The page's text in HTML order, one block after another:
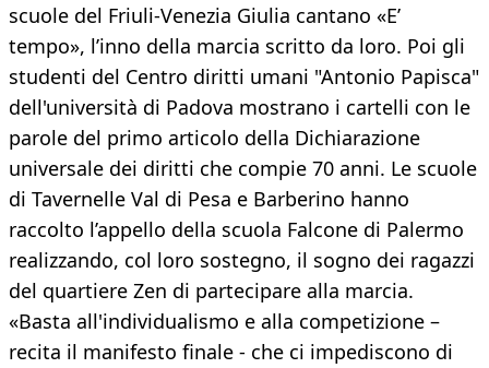
scuole del Friuli-Venezia Giulia cantano «E’
tempo», l’inno della marcia scritto da loro. Poi gli
studenti del Centro diritti umani "Antonio Papisca"
dell'università di Padova mostrano i cartelli con le
parole del primo articolo della Dichiarazione
universale dei diritti che compie 70 anni. Le scuole
di Tavernelle Val di Pesa e Barberino hanno
raccolto l’appello della scuola Falcone di Palermo
realizzando, col loro sostegno, il sogno dei ragazzi
del quartiere Zen di partecipare alla marcia.
«Basta all'individualismo e alla competizione –
recita il manifesto finale - che ci impediscono di